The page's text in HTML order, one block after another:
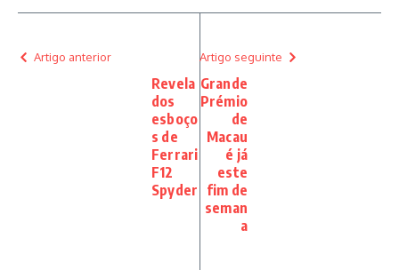
Artigo anterior
Revela
dos
esboço
s de
Ferrari
F12
Spyder
Artigo seguinte
Grande
Prémio
de
Macau
é já
este
fim de
seman
a